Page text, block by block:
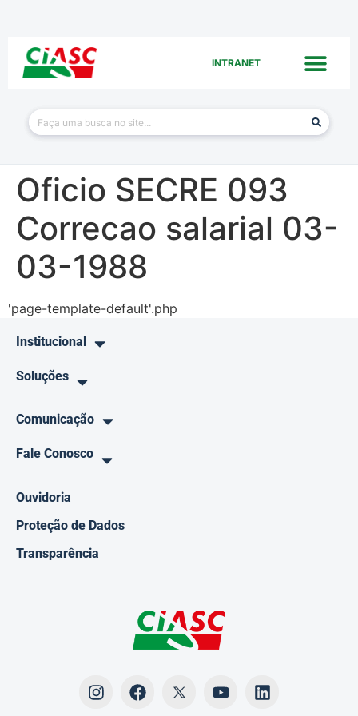
INTRANET
Oficio SECRE 093
Correcao salarial 03-
03-1988
'page-template-default'.php
Institucional
Soluções
Comunicação
Fale Conosco
Ouvidoria
Proteção de Dados
Transparência